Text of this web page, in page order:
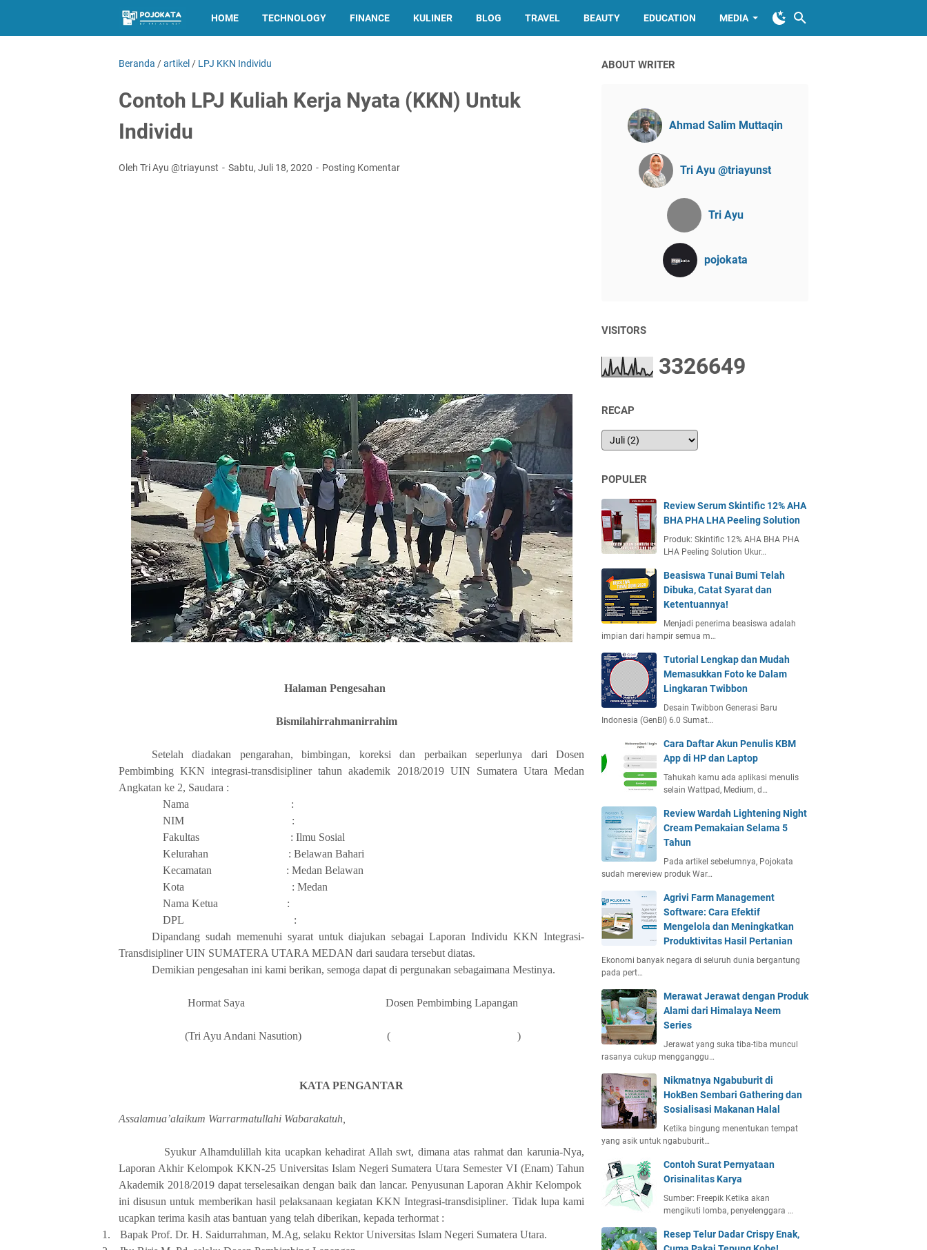
HOME TECHNOLOGY FINANCE KULINER BLOG TRAVEL BEAUTY EDUCATION MEDIA
Beranda /artikel / LPJ KKN Individu
Contoh LPJ Kuliah Kerja Nyata (KKN) Untuk
Individu
Oleh Tri Ayu @triayunst Sabtu, Juli 18, 2020 Posting Komentar
Halaman Pengesahan
Bismilahirrahmanirrahim
Setelah diadakan pengarahan, bimbingan, koreksi dan perbaikan seperlunya dari Dosen
Pembimbing KKN integrasi-transdisipliner tahun akademik 2018/2019 UIN Sumatera Utara Medan
Angkatan ke 2, Saudara :
Nama
:
NIM
:
Fakultas
: Ilmu Sosial
Kelurahan
: Belawan Bahari
Kecamatan
: Medan Belawan
Kota
: Medan
Nama Ketua
:
DPL
:
Dipandang sudah memenuhi syarat untuk diajukan sebagaiLaporan Individu KKN Integrasi-
Transdisipliner UIN SUMATERA UTARA MEDAN dari saudara tersebut diatas.
Demikian pengesahan ini kami berikan, semoga dapat di pergunakan sebagaimana Mestinya.
Hormat Saya Dosen Pembimbing Lapangan
(Tri Ayu Andani Nasution) ( )
KATA PENGANTAR
Assalamua’alaikum Warrarmatullahi Wabarakatuh,
Syukur Alhamdulillah kita ucapkan kehadirat Allah swt, dimana atas rahmat dan karunia-Nya,
Laporan Akhir KelompokKKN-25Universitas Islam Negeri Sumatera Utara Semester VI (Enam) Tahun
Akademik 2018/2019dapat terselesaikan dengan baik dan lancar. Penyusunan Laporan AkhirKelompok
ini disusun untuk memberikan hasil pelaksanaan kegiatan KKN Integrasi-transdisipliner. Tidak lupa kami
ucapkan terima kasih atas bantuan yang telah diberikan, kepada terhormat :
1.
Bapak Prof. Dr. H. Saidurrahman, M.Ag, selaku Rektor Universitas Islam Negeri Sumatera Utara.
ABOUT WRITER
Ahmad Salim Muttaqin
Tri Ayu @triayunst
Tri Ayu
pojokata
VISITORS
3326649
RECAP
POPULER
Review Serum Skintific 12% AHA
BHA PHA LHA Peeling Solution
Produk: Skintific 12% AHA BHA PHA
LHA Peeling Solution Ukur…
Beasiswa Tunai Bumi Telah
Dibuka, Catat Syarat dan
Ketentuannya!
Menjadi penerima beasiswa adalah
impian dari hampir semua m…
Tutorial Lengkap dan Mudah
Memasukkan Foto ke Dalam
Lingkaran Twibbon
Desain Twibbon Generasi Baru
Indonesia (GenBI) 6.0 Sumat…
Cara Daftar Akun Penulis KBM
App di HP dan Laptop
Tahukah kamu ada aplikasi menulis
selain Wattpad, Medium, d…
Review Wardah Lightening Night
Cream Pemakaian Selama 5
Tahun
Pada artikel sebelumnya, Pojokata
sudah mereview produk War…
Agrivi Farm Management
Software: Cara Efektif
Mengelola dan Meningkatkan
Produktivitas Hasil Pertanian
Ekonomi banyak negara di seluruh dunia bergantung
pada pert…
Merawat Jerawat dengan Produk
Alami dari Himalaya Neem
Series
Jerawat yang suka tiba-tiba muncul
rasanya cukup mengganggu…
Nikmatnya Ngabuburit di
HokBen Sembari Gathering dan
Sosialisasi Makanan Halal
Ketika bingung menentukan tempat
yang asik untuk ngabuburit…
Contoh Surat Pernyataan
Orisinalitas Karya
Sumber: Freepik Ketika akan
mengikuti lomba, penyelenggara …
Resep Telur Dadar Crispy Enak,